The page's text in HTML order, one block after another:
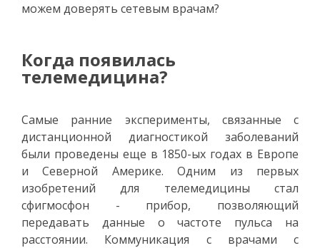
можем доверять сетевым врачам?
Когда появилась
телемедицина?
Самые ранние эксперименты, связанные с
дистанционной диагностикой заболеваний
были проведены еще в 1850-ых годах в Европе
и Северной Америке. Одним из первых
изобретений для телемедицины стал
сфигмосфон - прибор, позволяющий
передавать данные о частоте пульса на
расстоянии. Коммуникация с врачами с